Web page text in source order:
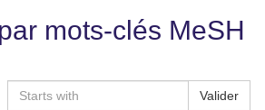
mots-clés MeSH
Valider